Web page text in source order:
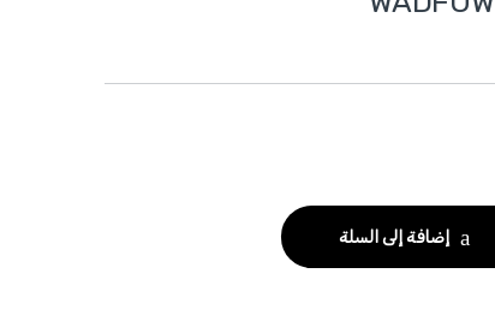
إضافة إلى السلة